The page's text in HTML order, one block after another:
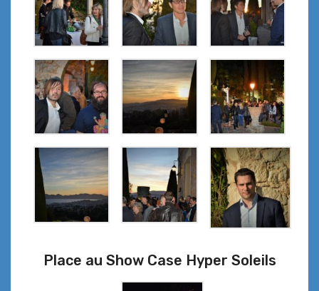
Place au Show Case Hyper Soleils